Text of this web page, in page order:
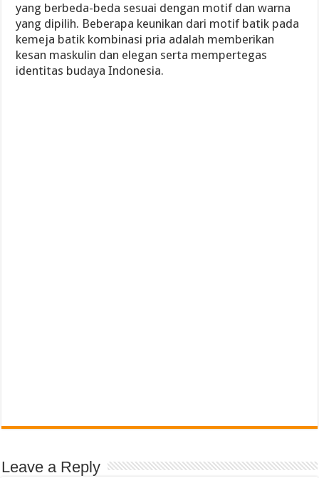
yang berbeda-beda sesuai dengan motif dan warna
yang dipilih. Beberapa keunikan dari motif batik pada
kemeja batik kombinasi pria adalah memberikan
kesan maskulin dan elegan serta mempertegas
identitas budaya Indonesia.
Leave a Reply